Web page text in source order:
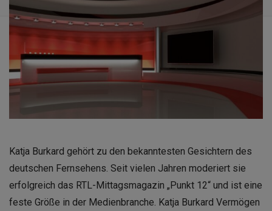
Katja Burkard gehört zu den bekanntesten Gesichtern des
deutschen Fernsehens. Seit vielen Jahren moderiert sie
erfolgreich das RTL-Mittagsmagazin „Punkt 12“ und ist eine
feste Größe in der Medienbranche. Katja Burkard Vermögen